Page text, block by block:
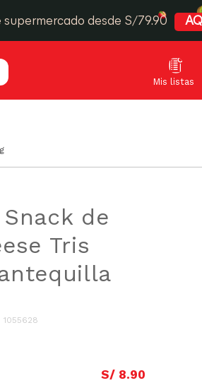
desde S/79.90
de
Tris
1055628
S/ 8.90